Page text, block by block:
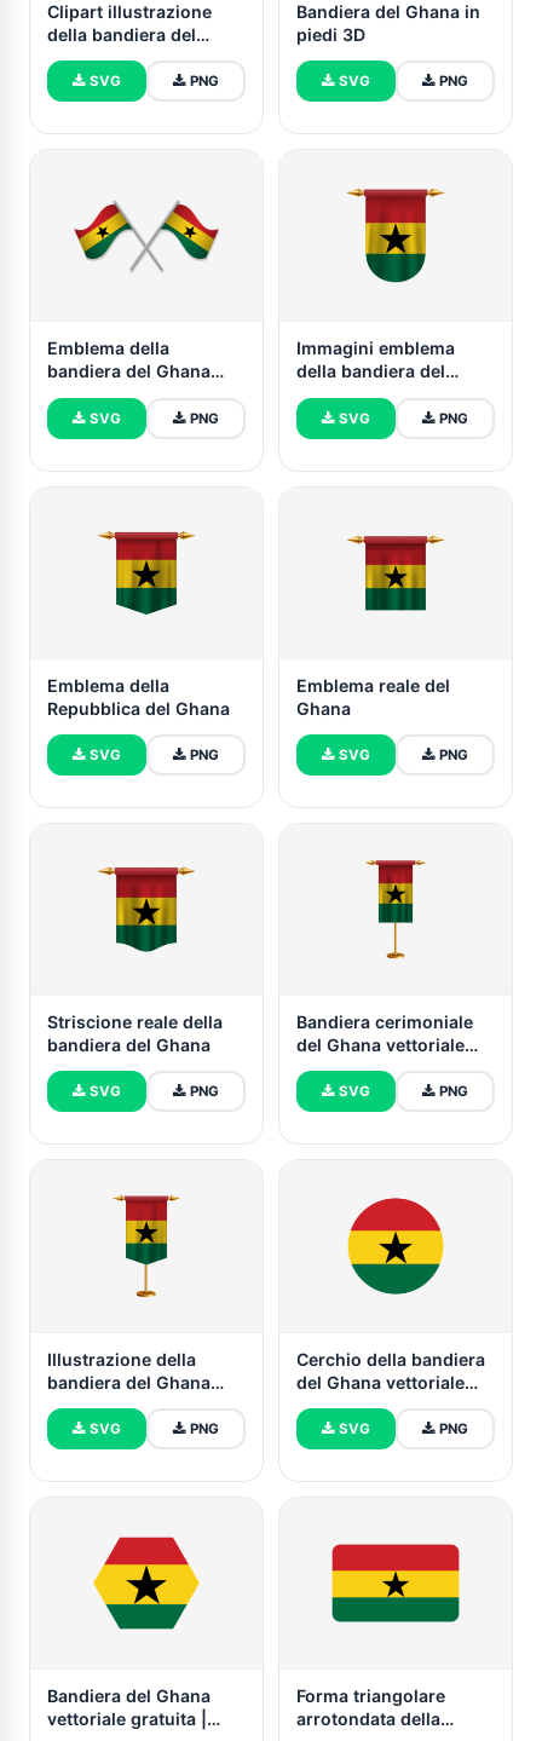
Clipart illustrazione
della bandiera del
Ghana
SVG PNG
Bandiera del Ghana in
piedi 3D
SVG PNG
Emblema della
bandiera del Ghana
vettoriale gratuito
SVG PNG
Immagini emblema
della bandiera del
Ghana vettoriale
SVG PNG
Emblema della
Repubblica del Ghana
SVG PNG
Emblema reale del
Ghana
SVG PNG
Striscione reale della
bandiera del Ghana
SVG PNG
Bandiera cerimoniale
del Ghana vettoriale
gratuito
SVG PNG
Illustrazione della
bandiera del Ghana
con supporto
SVG PNG
Cerchio della bandiera
del Ghana vettoriale
gratuito
SVG PNG
Bandiera del Ghana
vettoriale gratuita |
Forma triangolare
arrotondata della